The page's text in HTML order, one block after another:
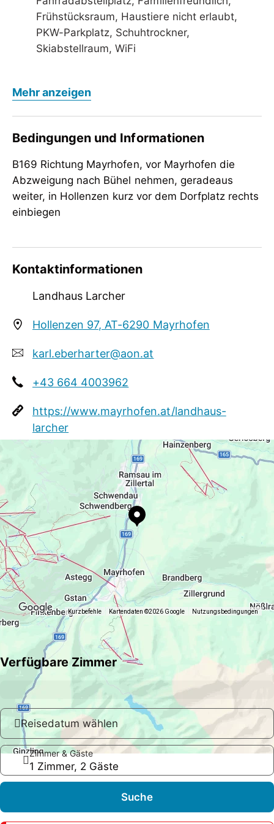
Frühstücksraum, Haustiere nicht erlaubt,
PKW-Parkplatz, Schuhtrockner,
Skiabstellraum, WiFi
Frühstück
Kinderfreundlich
Tagung / Kongress
WiFi
Sport / Freizeit
Mehr anzeigen
Bedingungen und Informationen
B169 Richtung Mayrhofen, vor Mayrhofen die
Abzweigung nach Bühel nehmen, geradeaus
weiter, in Hollenzen kurz vor dem Dorfplatz rechts
einbiegen
Kontaktinformationen
Landhaus Larcher
Hollenzen 97, AT-6290 Mayrhofen
karl.eberharter@aon.at
+43 664 4003962
https://www.mayrhofen.at/landhaus-
larcher
Kurzbefehle Kartendaten ©2026 Google Nutzungsbedingungen
Verfügbare Zimmer
Reisedatum wählen
Zimmer & Gäste
1 Zimmer, 2 Gäste
Suche